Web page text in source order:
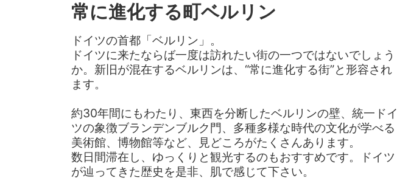
常に進化する町ベルリン
ドイツの首都「ベルリン」。
ドイツに来たならば一度は訪れたい街の一つではないでしょう
か。新旧が混在するベルリンは、“常に進化する街”と形容され
ます。
約30年間にもわたり、東西を分断したベルリンの壁、統一ドイ
ツの象徴ブランデンブルク門、多種多様な時代の文化が学べる
美術館、博物館等など、見どころがたくさんあります。
数日間滞在し、ゆっくりと観光するのもおすすめです。ドイツ
が辿ってきた歴史を是非、肌で感じて下さい。